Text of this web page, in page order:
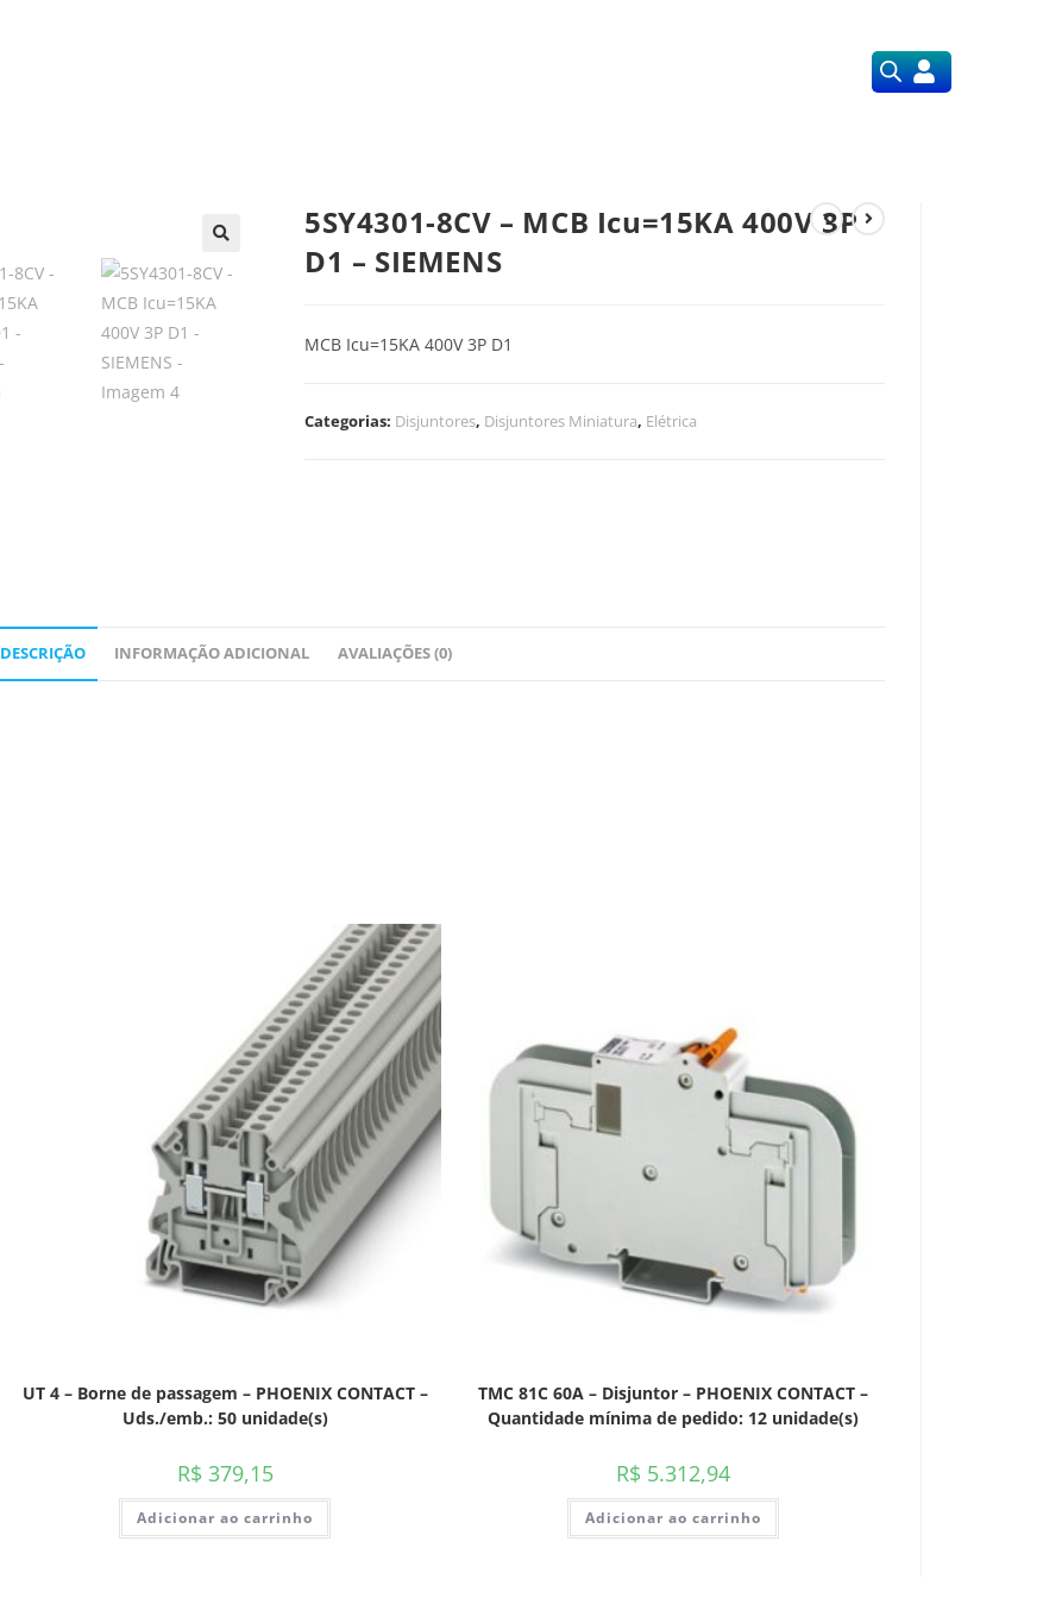
5SY4301-8CV – MCB Icu=15KA 400V 3P
D1 – SIEMENS
MCB Icu=15KA 400V 3P D1
Categorias: Disjuntores, Disjuntores Miniatura, Elétrica
DESCRIÇÃO INFORMAÇÃO ADICIONAL AVALIAÇÕES (0)
UT 4 – Borne de passagem – PHOENIX CONTACT –
Uds./emb.: 50 unidade(s)
R$ 379,15
Adicionar ao carrinho
TMC 81C 60A – Disjuntor – PHOENIX CONTACT –
Quantidade mínima de pedido: 12 unidade(s)
R$ 5.312,94
Adicionar ao carrinho